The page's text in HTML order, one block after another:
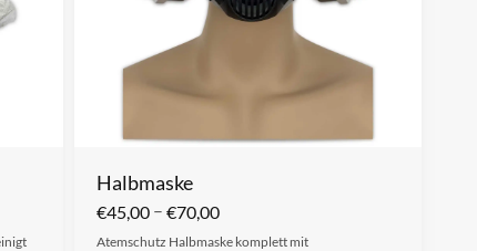
Halbmaske
€45,00– €70,00
Atemschutz Halbmaske komplett mit